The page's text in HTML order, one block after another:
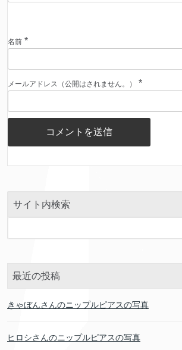
名前 *
メールアドレス（公開はされません。） *
サイト内検索
最近の投稿
きゃぼんさんのニップルピアスの写真
ヒロシさんのニップルピアスの写真